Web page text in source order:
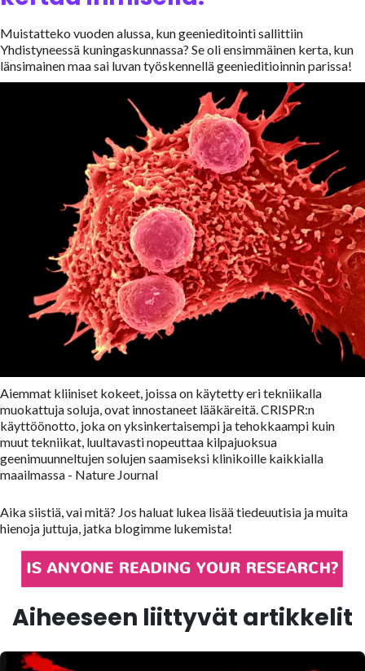
Muistatteko vuoden alussa, kun geenieditointi sallittiin
Yhdistyneessä kuningaskunnassa? Se oli ensimmäinen kerta, kun
länsimainen maa sai luvan työskennellä geenieditioinnin parissa!
Aiemmat kliiniset kokeet, joissa on käytetty eri tekniikalla
muokattuja soluja, ovat innostaneet lääkäreitä. CRISPR:n
käyttöönotto, joka on yksinkertaisempi ja tehokkaampi kuin
muut tekniikat, luultavasti nopeuttaa kilpajuoksua
geenimuunneltujen solujen saamiseksi klinikoille kaikkialla
maailmassa - Nature Journal
Aika siistiä, vai mitä? Jos haluat lukea lisää tiedeuutisia ja muita
hienoja juttuja, jatka blogimme lukemista!
Aiheeseen liittyvät artikkelit